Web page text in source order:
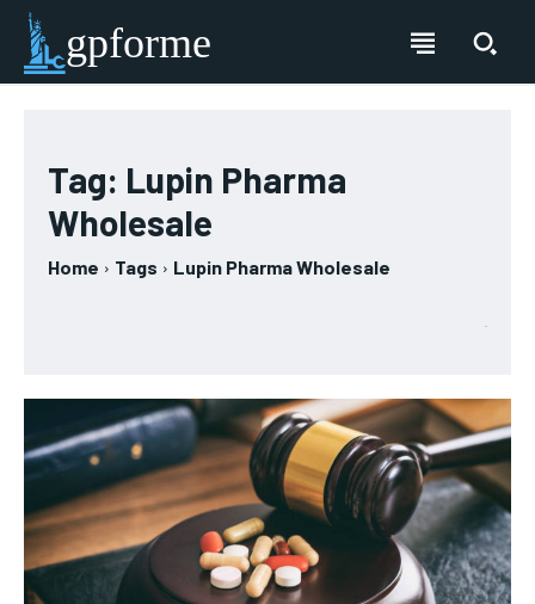
gpforme
Tag: Lupin Pharma
Wholesale
Home Tags Lupin Pharma Wholesale